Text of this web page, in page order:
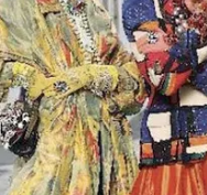
EVENTI
VIDEO
TV